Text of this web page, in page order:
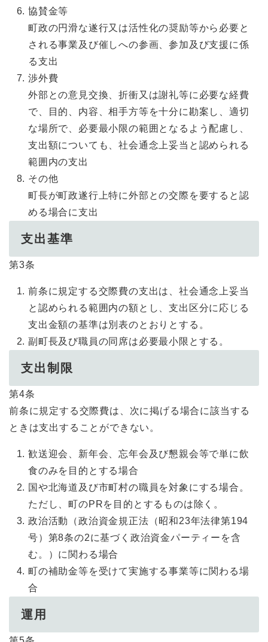
協賛金等
町政の円滑な遂行又は活性化の奨励等から必要と
される事業及び催しへの参画、参加及び支援に係
る支出
渉外費
外部との意見交換、折衝又は謝礼等に必要な経費
で、目的、内容、相手方等を十分に勘案し、適切
な場所で、必要最小限の範囲となるよう配慮し、
支出額についても、社会通念上妥当と認められる
範囲内の支出
その他
町長が町政遂行上特に外部との交際を要すると認
める場合に支出
支出基準
第3条
前条に規定する交際費の支出は、社会通念上妥当
と認められる範囲内の額とし、支出区分に応じる
支出金額の基準は別表のとおりとする。
副町長及び職員の同席は必要最小限とする。
支出制限
第4条
前条に規定する交際費は、次に掲げる場合に該当する
ときは支出することができない。
歓送迎会、新年会、忘年会及び懇親会等で単に飲
食のみを目的とする場合
国や北海道及び市町村の職員を対象にする場合。
ただし、町のPRを目的とするものは除く。
政治活動（政治資金規正法（昭和23年法律第194
号）第8条の2に基づく政治資金パーティーを含
む。）に関わる場合
町の補助金等を受けて実施する事業等に関わる場
合
運用